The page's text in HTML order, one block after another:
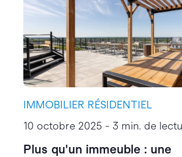
IMMOBILIER RÉSIDENTIEL
10 octobre 2025 - 3 min. de
Plus qu'un immeuble : une